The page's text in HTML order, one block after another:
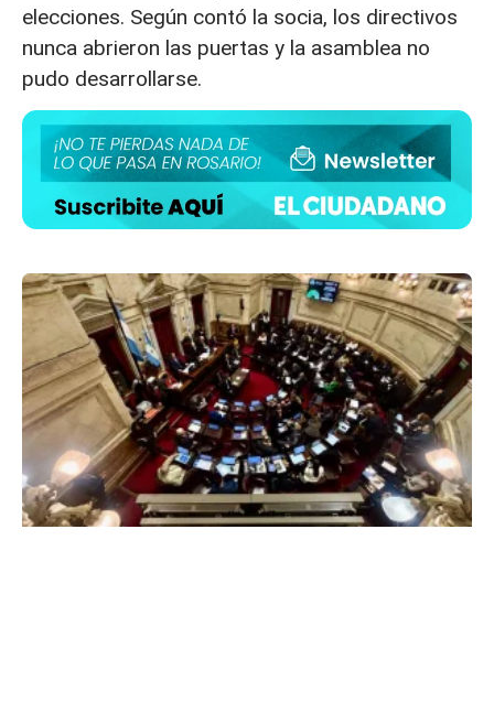
elecciones. Según contó la socia, los directivos
nunca abrieron las puertas y la asamblea no
pudo desarrollarse.